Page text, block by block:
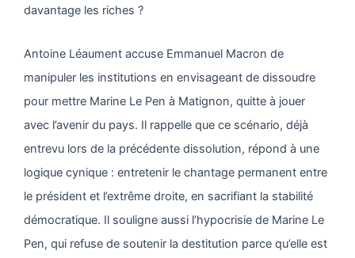
davantage les riches ?
Antoine Léaument accuse Emmanuel Macron de
manipuler les institutions en envisageant de dissoudre
pour mettre Marine Le Pen à Matignon, quitte à jouer
avec l’avenir du pays. Il rappelle que ce scénario, déjà
entrevu lors de la précédente dissolution, répond à une
logique cynique : entretenir le chantage permanent entre
le président et l’extrême droite, en sacrifiant la stabilité
démocratique. Il souligne aussi l’hypocrisie de Marine Le
Pen, qui refuse de soutenir la destitution parce qu’elle est